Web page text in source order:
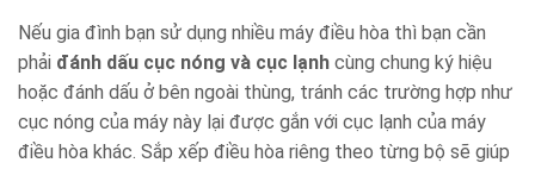
Nếu gia đình bạn sử dụng nhiều máy điều hòa thì bạn cần
phải đánh dấu cục nóng và cục lạnh cùng chung ký hiệu
hoặc đánh dấu ở bên ngoài thùng, tránh các trường hợp như
cục nóng của máy này lại được gắn với cục lạnh của máy
điều hòa khác. Sắp xếp điều hòa riêng theo từng bộ sẽ giúp